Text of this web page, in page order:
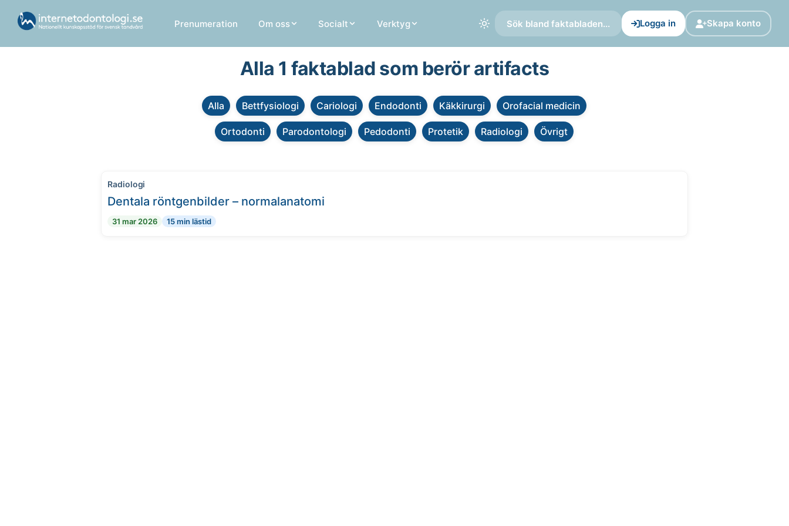
Prenumeration Om oss Socialt Verktyg Sök bland faktabladen... Logga in Skapa konto
Alla 1 faktablad som berör artifacts
Alla Bettfysiologi Cariologi Endodonti Käkkirurgi Orofacial medicin
Ortodonti Parodontologi Pedodonti Protetik Radiologi Övrigt
Radiologi
Dentala röntgenbilder – normalanatomi
31 mar 2026 15 min lästid